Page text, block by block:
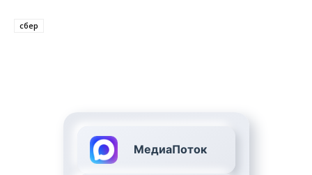
сбер
МедиаПоток